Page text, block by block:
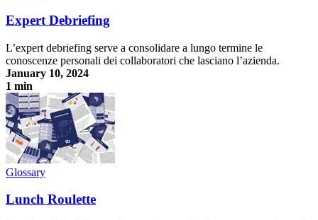
Expert Debriefing
L’expert debriefing serve a consolidare a lungo termine le
conoscenze personali dei collaboratori che lasciano l’azienda.
January 10, 2024
1 min
Expert Debriefing
Glossary
Lunch Roulette